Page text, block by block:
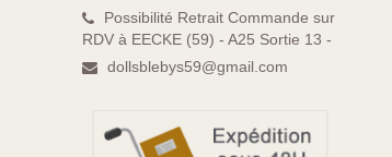
Possibilité Retrait Commande sur
RDV à EECKE (59) - A25 Sortie 13 -
dollsblebys59@gmail.com